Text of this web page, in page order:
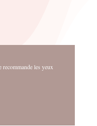
recommande les yeux